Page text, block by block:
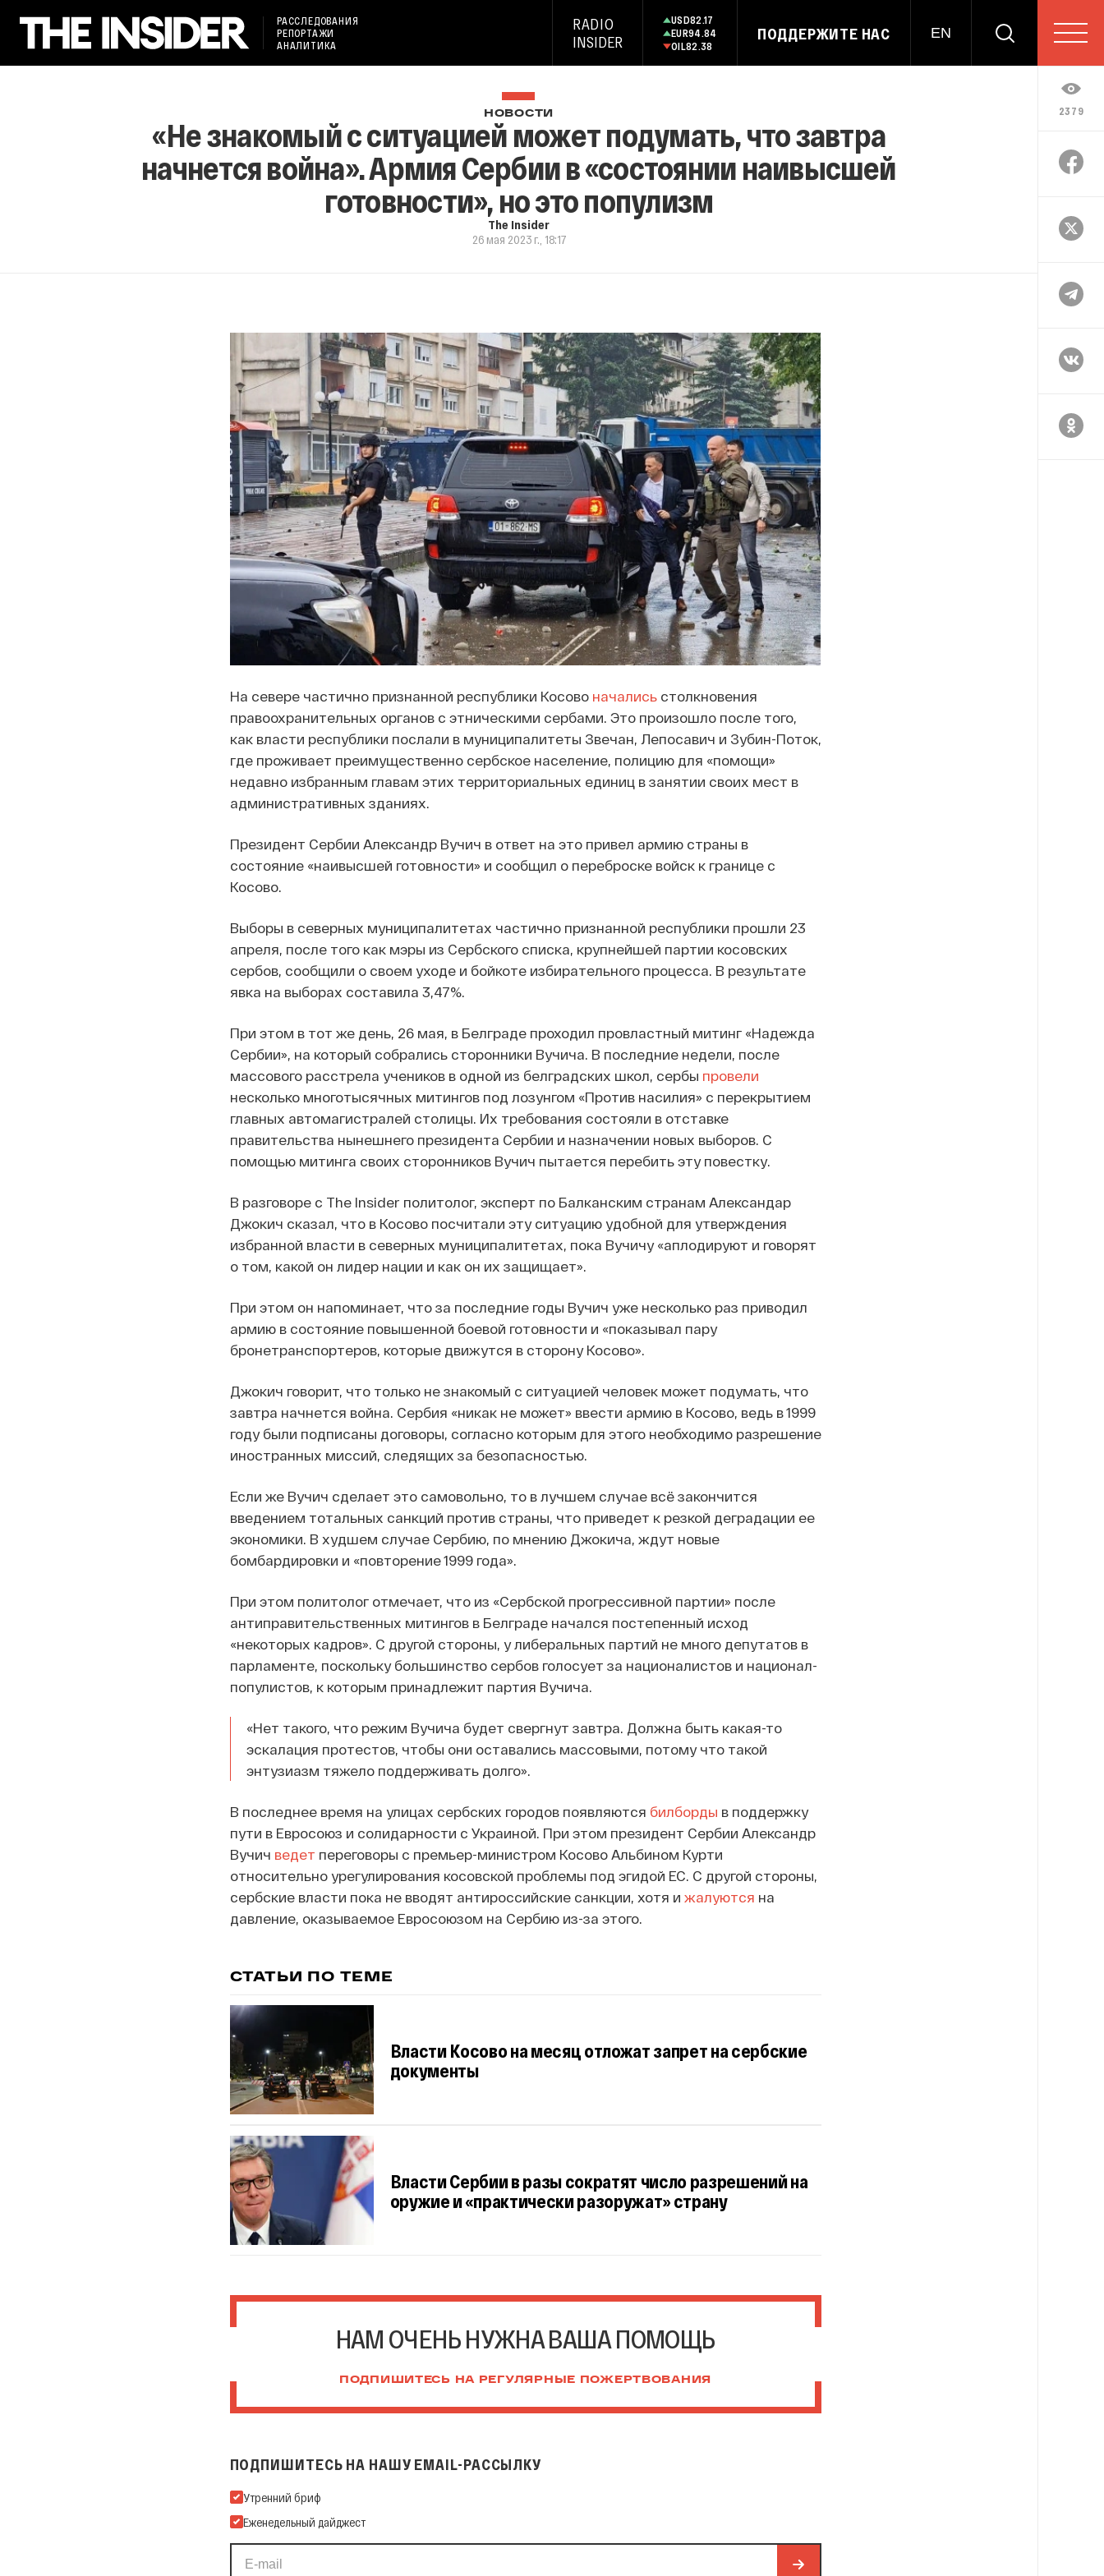
РАССЛЕДОВАНИЯ
РЕПОРТАЖИ
АНАЛИТИКА
RADIO
INSIDER
USD82.17
EUR94.84
OIL82.38
ПОДДЕРЖИТЕ НАС EN
2379
НОВОСТИ
«Не знакомый с ситуацией может подумать, что завтра
начнется война». Армия Сербии в «состоянии наивысшей
готовности», но это популизм
The Insider
26 мая 2023 г., 18:17
На севере частично признанной республики Косово началисьстолкновения
правоохранительных органов с этническими сербами. Это произошло после того,
как власти республики послали в муниципалитеты Звечан, Лепосавич и Зубин-Поток,
где проживает преимущественно сербское население, полицию для «помощи»
недавно избранным главам этих территориальных единиц в занятии своих мест в
административных зданиях.
Президент Сербии Александр Вучич в ответ на это привел армию страны в
состояние «наивысшей готовности» и сообщил о переброске войск к границе с
Косово.
Выборы в северных муниципалитетах частично признанной республики прошли 23
апреля, после того как мэры из Сербского списка, крупнейшей партии косовских
сербов, сообщили о своем уходе и бойкоте избирательного процесса. В результате
явка на выборах составила 3,47%.
При этом в тот же день, 26 мая, в Белграде проходил провластный митинг «Надежда
Сербии», на который собрались сторонники Вучича. В последние недели, после
массового расстрела учеников в одной из белградских школ, сербы провели
несколько многотысячных митингов под лозунгом «Против насилия» с перекрытием
главных автомагистралей столицы. Их требования состояли в отставке
правительства нынешнего президента Сербии и назначении новых выборов. С
помощью митинга своих сторонников Вучич пытается перебить эту повестку.
В разговоре с The Insider политолог, эксперт по Балканским странам Александар
Джокич сказал, что в Косово посчитали эту ситуацию удобной для утверждения
избранной власти в северных муниципалитетах, пока Вучичу «аплодируют и говорят
о том, какой он лидер нации и как он их защищает».
При этом он напоминает, что за последние годы Вучич уже несколько раз приводил
армию в состояние повышенной боевой готовности и «показывал пару
бронетранспортеров, которые движутся в сторону Косово».
Джокич говорит, что только не знакомый с ситуацией человек может подумать, что
завтра начнется война. Сербия «никак не может» ввести армию в Косово, ведь в 1999
году были подписаны договоры, согласно которым для этого необходимо разрешение
иностранных миссий, следящих за безопасностью.
Если же Вучич сделает это самовольно, то в лучшем случае всё закончится
введением тотальных санкций против страны, что приведет к резкой деградации ее
экономики. В худшем случае Сербию, по мнению Джокича, ждут новые
бомбардировки и «повторение 1999 года».
При этом политолог отмечает, что из «Сербской прогрессивной партии» после
антиправительственных митингов в Белграде начался постепенный исход
«некоторых кадров». С другой стороны, у либеральных партий не много депутатов в
парламенте, поскольку большинство сербов голосует за националистов и национал-
популистов, к которым принадлежит партия Вучича.
«Нет такого, что режим Вучича будет свергнут завтра. Должна быть какая-то
эскалация протестов, чтобы они оставались массовыми, потому что такой
энтузиазм тяжело поддерживать долго».
В последнее время на улицах сербских городов появляются билборды в поддержку
пути в Евросоюз и солидарности с Украиной. При этом президент Сербии Александр
Вучич ведет переговоры с премьер-министром Косово Альбином Курти
относительно урегулирования косовской проблемы под эгидой ЕС. С другой стороны,
сербские власти пока не вводят антироссийские санкции, хотя и жалуются на
давление, оказываемое Евросоюзом на Сербию из-за этого.
СТАТЬИ ПО ТЕМЕ
Власти Косово на месяц отложат запрет на сербские
документы
Власти Сербии в разы сократят число разрешений на
оружие и «практически разоружат» страну
НАМ ОЧЕНЬ НУЖНА ВАША ПОМОЩЬ
ПОДПИШИТЕСЬ НА РЕГУЛЯРНЫЕ ПОЖЕРТВОВАНИЯ
ПОДПИШИТЕСЬ НА НАШУ EMAIL-РАССЫЛКУ
Подпишитесь на нашу Email-рассылку
Утренний бриф
Еженедельный дайджест